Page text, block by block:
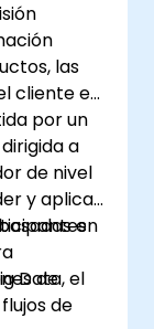
las
cliente en
por un
a
de nivel
y aplicar
en
de
Data, el
de